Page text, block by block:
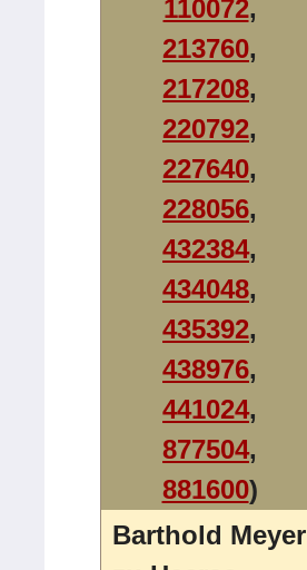
110072,
213760,
217208,
220792,
227640,
228056,
432384,
434048,
435392,
438976,
441024,
877504,
881600)
Barthold Meyer